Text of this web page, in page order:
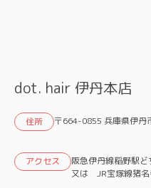
dot. hair 伊丹本店
住所 〒664-0855 兵庫県伊
アクセス
阪急伊丹線稲野駅
又は JR宝塚線猪名